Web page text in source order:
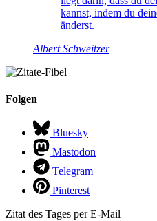
kannst, indem du
änderst.
Albert Schweitzer
Folgen
Bluesky
Mastodon
Telegram
Pinterest
Zitat des Tages per E-Mail